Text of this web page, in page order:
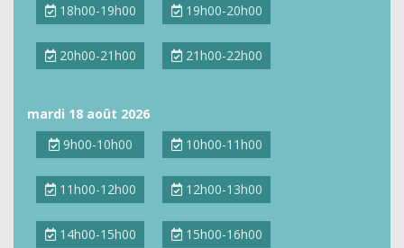
18h00-19h00 19h00-20h00
20h00-21h00 21h00-22h00
mardi 18 août 2026
9h00-10h00
10h00-11h00
11h00-12h00 12h00-13h00
14h00-15h00 15h00-16h00